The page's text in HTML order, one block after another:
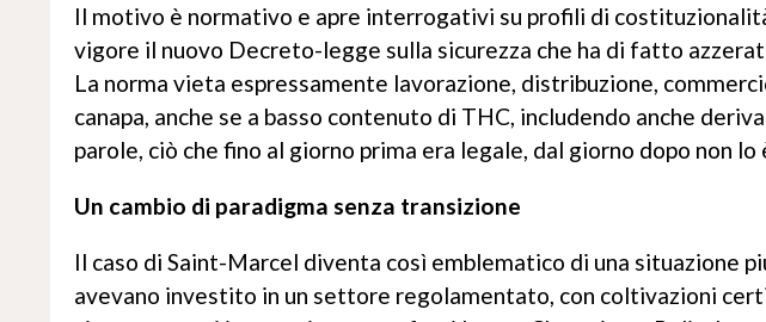
Il motivo è normativo e apre interrogativi su profili di
vigore il nuovo Decreto-legge sulla sicurezza che ha di fatto
La norma vieta espressamente lavorazione, distribuzione,
canapa, anche se a basso contenuto di THC, includendo anche
parole, ciò che fino al giorno prima era legale, dal giorno dopo non lo
Un cambio di paradigma senza transizione
Il caso di Saint-Marcel diventa così emblematico di una situazione
avevano investito in un settore regolamentato, con coltivazioni